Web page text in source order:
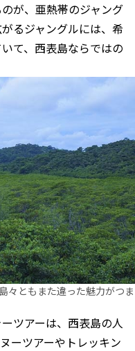
が、亜熱帯のジャング
るジャングルには、希
て、西表島ならではの
々ともまた違った魅力がつま
ツアーは、西表島の人
ーツアーやトレッキン